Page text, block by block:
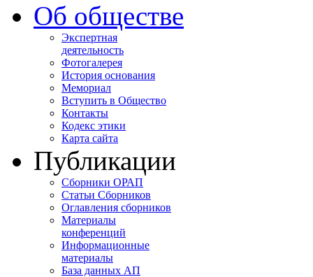
Об обществе
Экспертная
деятельность
Фотогалерея
История основания
Мемориал
Вступить в Общество
Контакты
Кодекс этики
Карта сайта
Публикации
Сборники ОРАП
Статьи Сборников
Оглавления сборников
Материалы
конференций
Информационные
материалы
База данных АП